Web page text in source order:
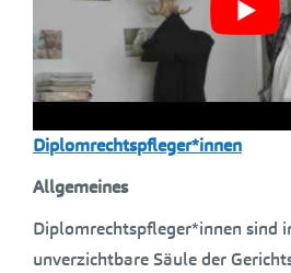
Diplomrechtspfleger*innen
Allgemeines
Diplomrechtspfleger*innen sind
unverzichtbare Säule der